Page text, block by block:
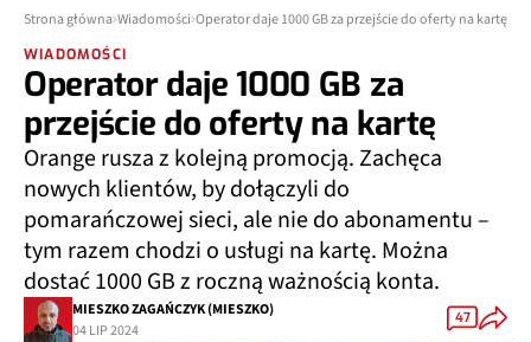
Strona główna Wiadomości Operator daje 1000 GB za przejście do oferty na kartę
WIADOMOŚCI
Operator daje 1000 GB za
przejście do oferty na kartę
Orange rusza z kolejną promocją. Zachęca
nowych klientów, by dołączyli do
pomarańczowej sieci, ale nie do abonamentu –
tym razem chodzi o usługi na kartę. Można
dostać 1000 GB z roczną ważnością konta.
MIESZKO ZAGAŃCZYK (MIESZKO)
04 LIP 2024
47